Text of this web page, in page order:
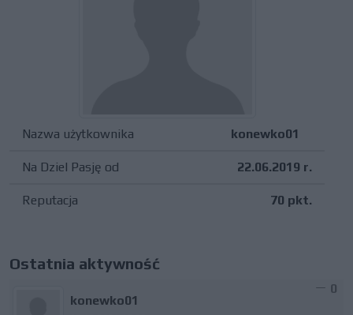
Nazwa użytkownika konewko01
Na Dziel Pasję od 22.06.2019 r.
Reputacja 70 pkt.
Ostatnia aktywność
konewko01
0